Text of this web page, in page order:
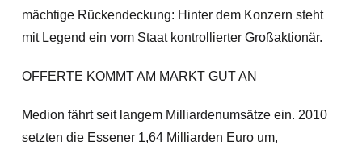
mächtige Rückendeckung: Hinter dem Konzern steht
mit Legend ein vom Staat kontrollierter Großaktionär.
OFFERTE KOMMT AM MARKT GUT AN
Medion fährt seit langem Milliardenumsätze ein. 2010
setzten die Essener 1,64 Milliarden Euro um,